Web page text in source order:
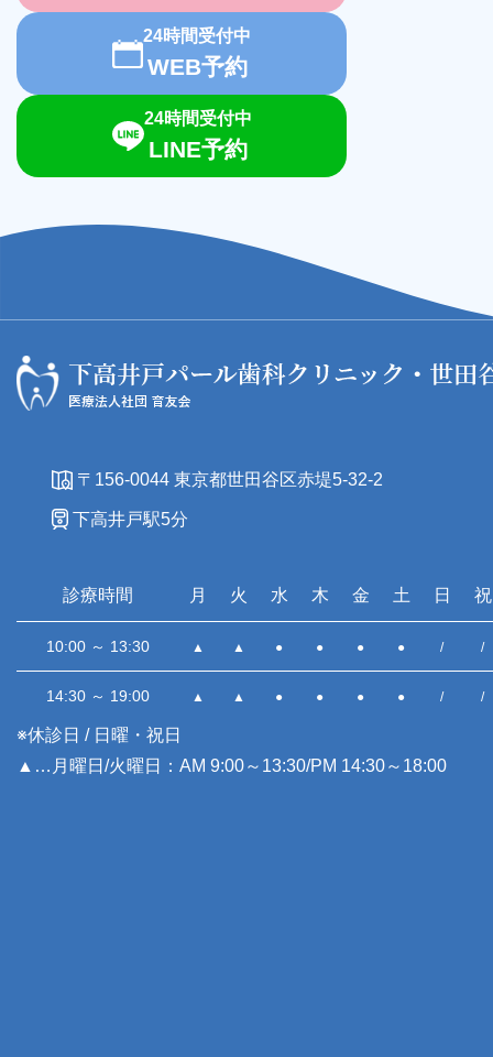
24時間受付中
WEB予約
24時間受付中
LINE予約
〒156-0044 東京都世田谷区赤堤5-32-2
下高井戸駅5分
診療時間 月 火 水 木 金 土 日 祝
10:00 ～ 13:30 ▲ ▲ ● ● ● ● / /
14:30 ～ 19:00 ▲ ▲ ● ● ● ● / /
※休診日 / 日曜・祝日
▲…月曜日/火曜日：AM 9:00～13:30/PM 14:30～18:00